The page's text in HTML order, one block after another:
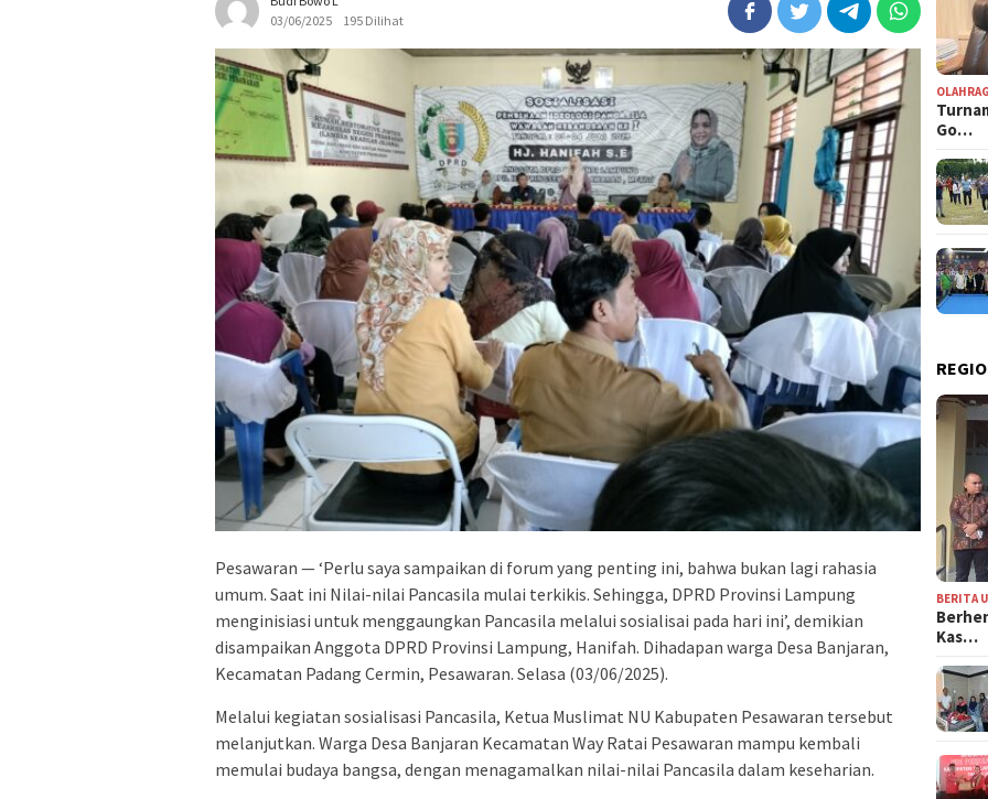
03/06/2025
195 Dilihat
Pesawaran — ‘Perlu saya sampaikan di forum yang penting ini, bahwa bukan lagi rahasia
umum. Saat ini Nilai-nilai Pancasila mulai terkikis. Sehingga, DPRD Provinsi Lampung
menginisiasi untuk menggaungkan Pancasila melalui sosialisai pada hari ini’, demikian
disampaikan Anggota DPRD Provinsi Lampung, Hanifah. Dihadapan warga Desa Banjaran,
Kecamatan Padang Cermin, Pesawaran. Selasa (03/06/2025).
Melalui kegiatan sosialisasi Pancasila, Ketua Muslimat NU Kabupaten Pesawaran tersebut
melanjutkan. Warga Desa Banjaran Kecamatan Way Ratai Pesawaran mampu kembali
memulai budaya bangsa, dengan menagamalkan nilai-nilai Pancasila dalam keseharian.
Go…
BERITA
Kas…